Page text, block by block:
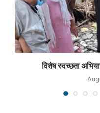
विशेष स्वच्छता